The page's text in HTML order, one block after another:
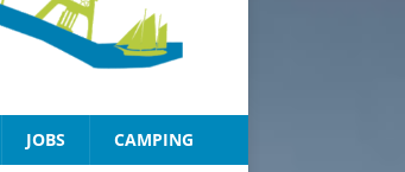
JOBS CAMPING